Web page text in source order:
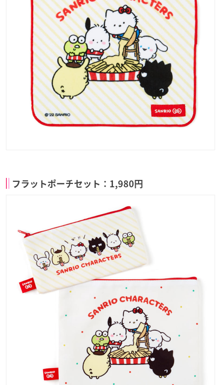
フラットポーチセット：1,980円